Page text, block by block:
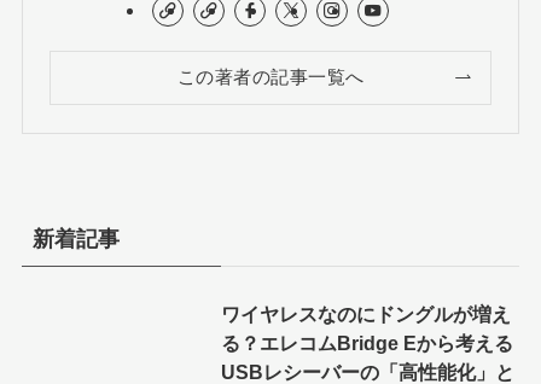
この著者の記事一覧へ
新着記事
ワイヤレスなのにドングルが増え
る？エレコムBridge Eから考える
USBレシーバーの「高性能化」と